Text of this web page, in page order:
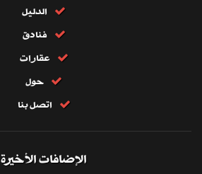
الدليل
فنادق
عقارات
حول
اتصل بنا
الإضافات الأخيرة